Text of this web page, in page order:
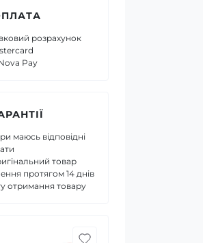
розрахунок
Pay
маюсь відповідні
товар
протягом 14 днів
отримання товару